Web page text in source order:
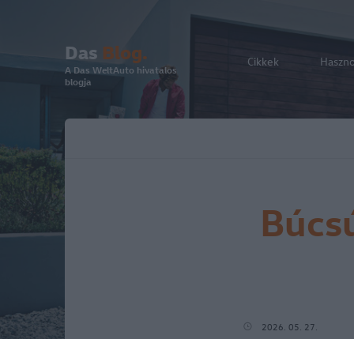
Das Blog.
A Das WeltAuto hivatalos
blogja
Cikkek
2026. 05. 27.